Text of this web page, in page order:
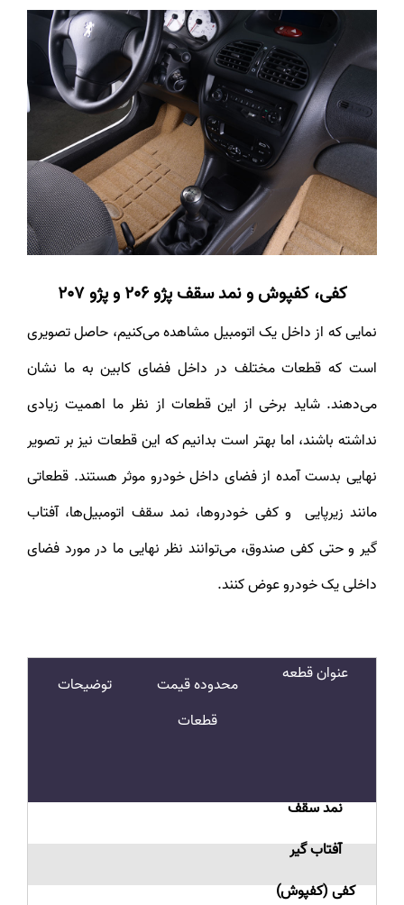
کفی، کفپوش و نمد سقفپژو 206 و پژو 207
نمایی که از داخل یک اتومبیل مشاهده می‌کنیم، حاصل تصویری
است که قطعات مختلف در داخل فضای کابین به ما نشان
می‌دهند. شاید برخی از این قطعات از نظر ما اهمیت زیادی
نداشته باشند، اما بهتر است بدانیم که این قطعات نیز بر تصویر
نهایی بدست آمده از فضای داخل خودرو موثر هستند. قطعاتی
مانند زیرپایی و کفی خودروها، نمد سقف اتومبیل‌ها، آفتاب
گیر و حتی کفی صندوق، می‌توانند نظر نهایی ما در مورد فضای
داخلی یک خودرو عوض کنند.
عنوان قطعه
محدوده قیمت
قطعات
توضیحات
نمد سقف
آفتاب گیر
کفی (کفپوش)